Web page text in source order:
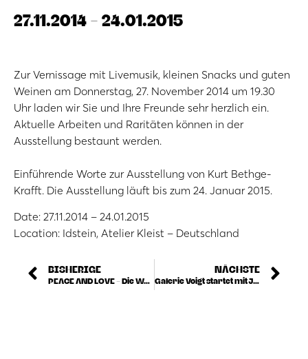
27.11.2014 - 24.01.2015
Zur Vernissage mit Livemusik, kleinen Snacks und guten
Weinen am Donnerstag, 27. November 2014 um 19.30
Uhr laden wir Sie und Ihre Freunde sehr herzlich ein.
Aktuelle Arbeiten und Raritäten können in der
Ausstellung bestaunt werden.
Einführende Worte zur Ausstellung von Kurt Bethge-
Krafft. Die Ausstellung läuft bis zum 24. Januar 2015.
Date: 27.11.2014 – 24.01.2015
Location: Idstein, Atelier Kleist – Deutschland
BISHERIGE
PEACE AND LOVE – Die Welt des James Rizzi
NÄCHSTE
Galerie Voigt startet mit James Rizzi in die Adventzeit